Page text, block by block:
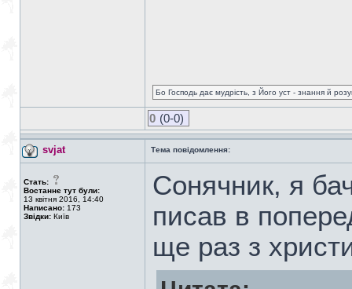
Бо Господь дає мудрість, з Його уст - знання й
0 (0-0)
svjat Тема повідомлення:
Стать:
Востаннє тут були:
13 квітня 2016, 14:40
Написано: 173
Звідки: Київ
Сонячник, я
писав в
ще раз з